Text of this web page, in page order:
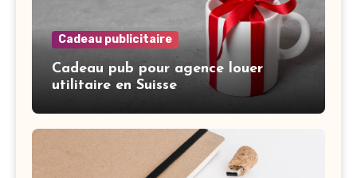
Cadeau publicitaire
Cadeau pub pour agence louer
utilitaire en Suisse